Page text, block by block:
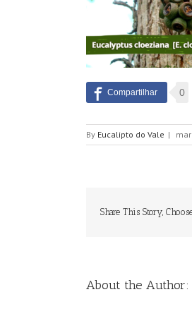
0
By Eucalipto do Vale |
Share This Story,
About the Author: